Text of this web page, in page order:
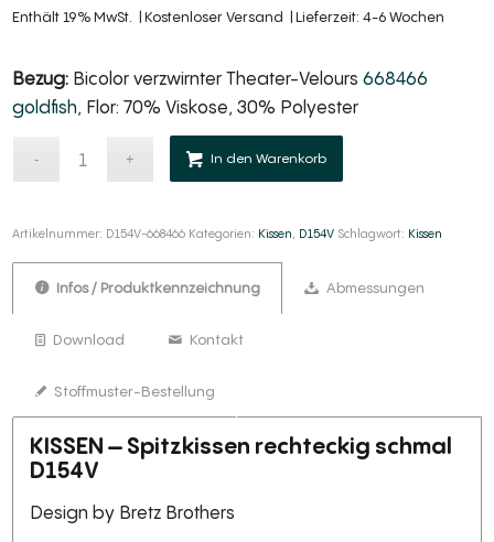
Enthält 19% MwSt.
Kostenloser Versand Lieferzeit: 4-6 Wochen
Bezug: Bicolor verzwirnter Theater-Velours668466
goldfish, Flor: 70% Viskose, 30% Polyester
In den Warenkorb
Artikelnummer: D154V-668466 Kategorien: Kissen, D154V Schlagwort: Kissen
Infos / Produktkennzeichnung Abmessungen
Download Kontakt
Stoffmuster-Bestellung
KISSEN – Spitzkissen rechteckig schmal
D154V
Design by Bretz Brothers